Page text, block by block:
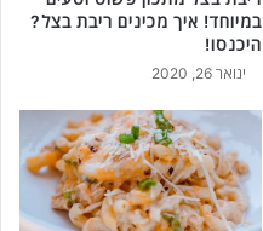
במיוחד! איך מכינים ריבת בצל?
היכנסו!
ינואר 26, 2020